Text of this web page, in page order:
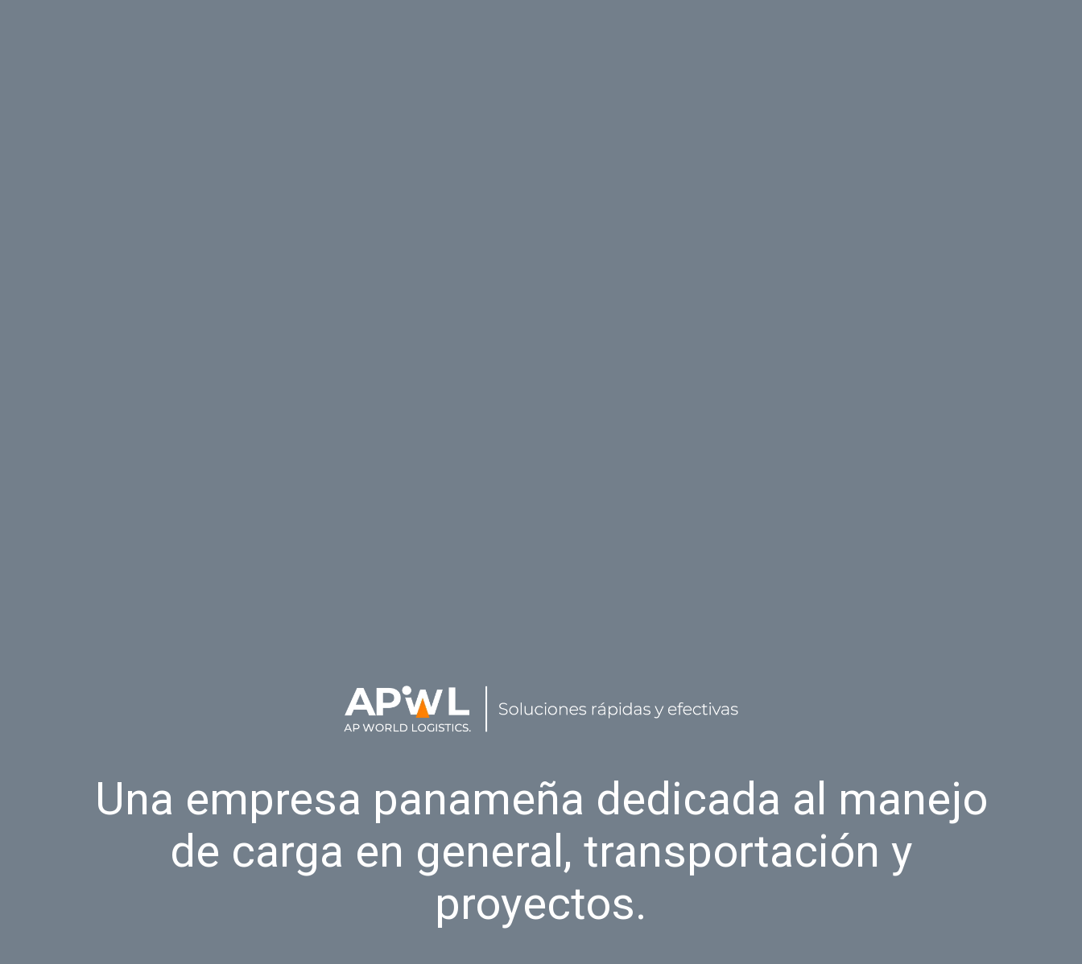
Una empresa panameña dedicada al manejo
de carga en general, transportación y
proyectos.